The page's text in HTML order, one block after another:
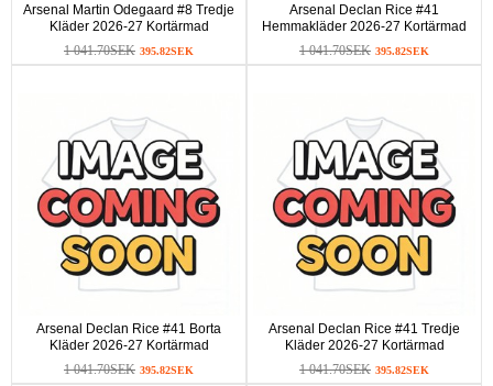
Arsenal Martin Odegaard #8 Tredje
Kläder 2026-27 Kortärmad
1 041.70SEK 395.82SEK
Arsenal Declan Rice #41
Hemmakläder 2026-27 Kortärmad
1 041.70SEK 395.82SEK
Arsenal Declan Rice #41 Borta
Kläder 2026-27 Kortärmad
1 041.70SEK 395.82SEK
Arsenal Declan Rice #41 Tredje
Kläder 2026-27 Kortärmad
1 041.70SEK 395.82SEK